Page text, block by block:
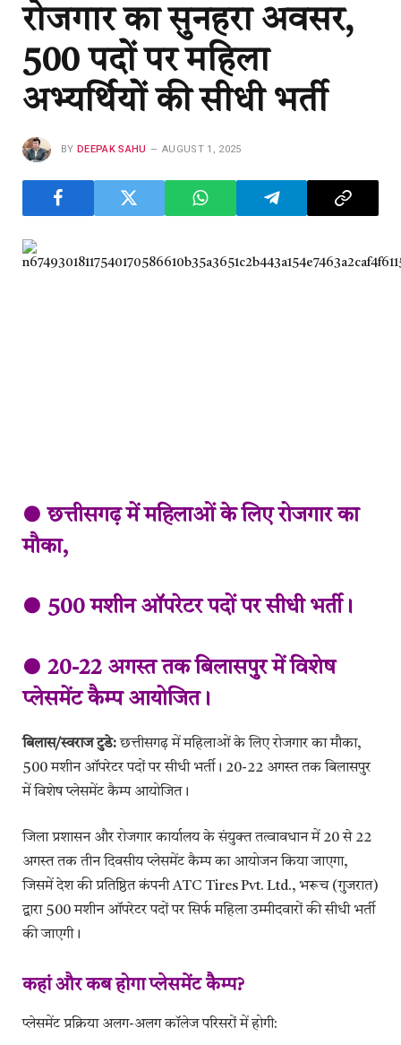
रोजगार का सुनहरा अवसर,
500 पदों पर महिला
अभ्यर्थियों की सीधी भर्ती
BY DEEPAK SAHU AUGUST 1, 2025
● छत्तीसगढ़ में महिलाओं के लिए रोजगार का
मौका,
● 500 मशीन ऑपरेटर पदों पर सीधी भर्ती।
● 20-22 अगस्त तक बिलासपुर में विशेष
प्लेसमेंट कैम्प आयोजित।
बिलास/स्वराज टुडे:छत्तीसगढ़ में महिलाओं के लिए रोजगार का मौका,
500 मशीन ऑपरेटर पदों पर सीधी भर्ती। 20-22 अगस्त तक बिलासपुर
में विशेष प्लेसमेंट कैम्प आयोजित।
जिला प्रशासन और रोजगार कार्यालय के संयुक्त तत्वावधान में 20 से 22
अगस्त तक तीन दिवसीय प्लेसमेंट कैम्प का आयोजन किया जाएगा,
जिसमें देश की प्रतिष्ठित कंपनी ATC Tires Pvt. Ltd., भरूच (गुजरात)
द्वारा 500 मशीन ऑपरेटर पदों पर सिर्फ महिला उम्मीदवारों की सीधी भर्ती
की जाएगी।
कहां और कब होगा प्लेसमेंट कैम्प?
प्लेसमेंट प्रक्रिया अलग-अलग कॉलेज परिसरों में होगी: